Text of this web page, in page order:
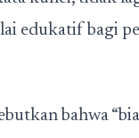
edukatif bagi
bahwa